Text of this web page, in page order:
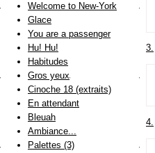
3.
4.
Welcome to New-York
Glace
You are a passenger
Hu! Hu!
Habitudes
Gros yeux
Cinoche 18 (extraits)
En attendant
Bleuah
Ambiance...
Palettes (3)